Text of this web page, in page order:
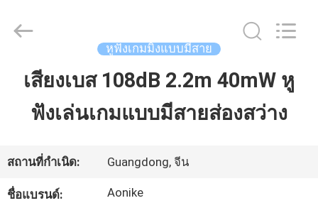
บ้าน
เกี่ยว
2026
Reserved.
หูฟังเกมมิ่งแบบมีสาย
เสียงเบส 108dB 2.2m 40mW หู
ฟังเล่นเกมแบบมีสายส่องสว่าง
สถานที่กำเนิด: Guangdong, จีน
ชื่อแบรนด์: Aonike